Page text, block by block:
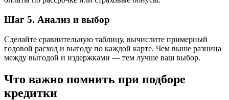
Шаг 5. Анализ и выбор
Сделайте сравнительную таблицу, вычислите примерный
годовой расход и выгоду по каждой карте. Чем выше разница
между выгодой и издержками — тем лучше ваш выбор.
Что важно помнить при подборе
кредитки